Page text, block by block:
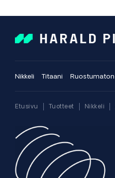
Nikkeli Titaani Ruostumaton
Etusivu Tuotteet Nikkeli